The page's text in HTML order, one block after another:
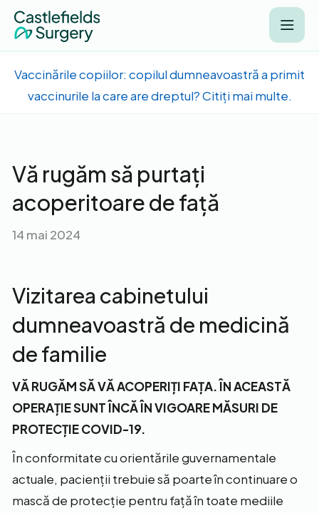
Vaccinările copiilor: copilul dumneavoastră a primit
vaccinurile la care are dreptul? Citiți mai multe.
Vă rugăm să purtați
acoperitoare de față
14 mai 2024
Vizitarea cabinetului
dumneavoastră de medicină
de familie
VĂ RUGĂM SĂ VĂ ACOPERIȚI FAȚA. ÎN ACEASTĂ
OPERAȚIE SUNT ÎNCĂ ÎN VIGOARE MĂSURI DE
PROTECȚIE COVID-19.
În conformitate cu orientările guvernamentale
actuale, pacienții trebuie să poarte în continuare o
mască de protecție pentru față în toate mediile